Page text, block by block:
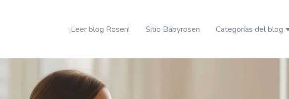
¡Leer blog Rosen! Sitio Babyrosen Categorías del blog